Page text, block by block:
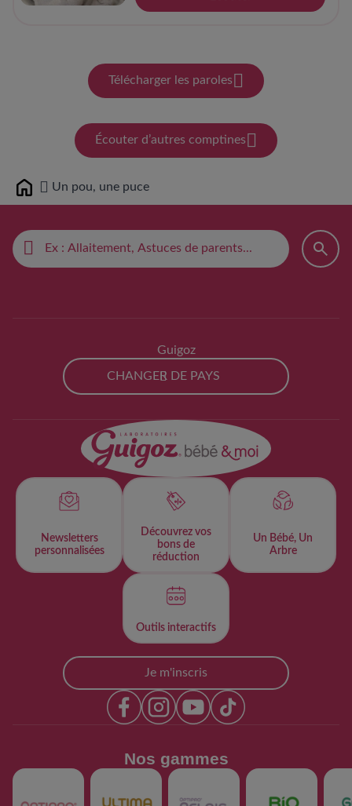
Télécharger les paroles
Écouter d’autres comptines
Home Un pou, une puce
Guigoz
CHANGER DE PAYS
Newsletters
personnalisées​
Découvrez vos
bons de
réduction
Un Bébé, Un
Arbre
Outils interactifs​
Je m'inscris
Nos gammes​